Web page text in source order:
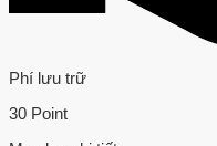
Phí lưu trữ
30 Point